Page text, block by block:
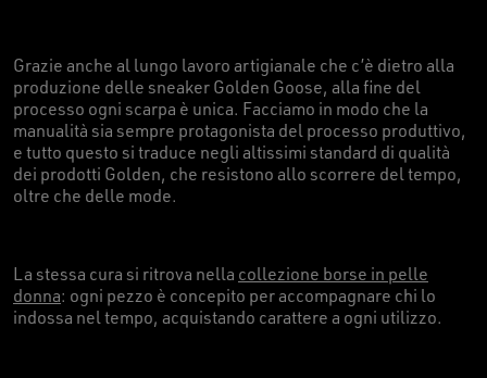
Grazie anche al lungo lavoro artigianale che c’è dietro alla
produzione delle sneaker Golden Goose, alla fine del
processo ogni scarpa è unica. Facciamo in modo che la
manualità sia sempre protagonista del processo produttivo,
e tutto questo si traduce negli altissimi standard di qualità
dei prodotti Golden, che resistono allo scorrere del tempo,
oltre che delle mode.
La stessa cura si ritrova nella collezione borse in pelle
donna: ogni pezzo è concepito per accompagnare chi lo
indossa nel tempo, acquistando carattere a ogni utilizzo.